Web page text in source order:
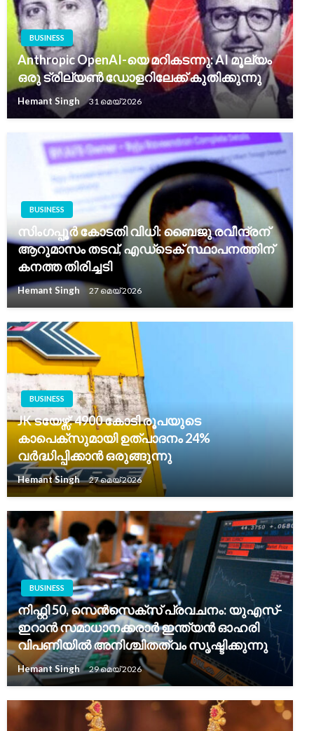
BUSINESS
Anthropic OpenAI-യെ മറികടന്നു: AI മൂല്യം
ഒരു ട്രില്യൺ ഡോളറിലേക്ക് കുതിക്കുന്നു
Hemant Singh 31 മെയ്‌ 2026
BUSINESS
സിംഗപ്പൂർ കോടതി വിധി: ബൈജു രവീന്ദ്രന്
ആറുമാസം തടവ്, എഡ്ടെക് സ്ഥാപനത്തിന്
കനത്ത തിരിച്ചടി
Hemant Singh 27 മെയ്‌ 2026
BUSINESS
JK ടയേഴ്സ്: 4900 കോടി രൂപയുടെ
കാപെക്സുമായി ഉത്പാദനം 24%
വർദ്ധിപ്പിക്കാൻ ഒരുങ്ങുന്നു
Hemant Singh 27 മെയ്‌ 2026
BUSINESS
നിഫ്റ്റി 50, സെൻസെക്സ് പ്രവചനം: യുഎസ്-
ഇറാൻ സമാധാനക്കരാർ ഇന്ത്യൻ ഓഹരി
വിപണിയിൽ അനിശ്ചിതത്വം സൃഷ്ടിക്കുന്നു
Hemant Singh 29 മെയ്‌ 2026